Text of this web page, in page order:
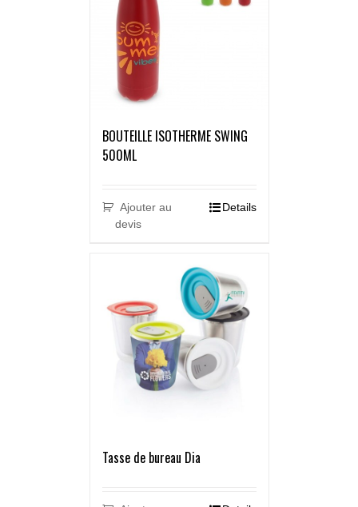
BOUTEILLE ISOTHERME SWING
500ML
Ajouter au
devis
Details
Tasse de bureau Dia